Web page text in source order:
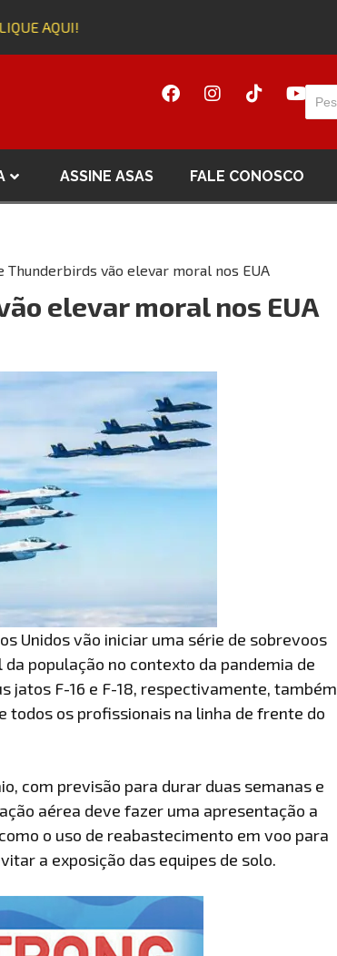
AQUI!
ASSINE ASAS FALE CONOSCO
Thunderbirds vão elevar moral nos EUA
elevar moral nos EUA
Unidos vão iniciar uma série de sobrevoos
população no contexto da pandemia de
jatos F-16 e F-18, respectivamente, também
todos os profissionais na linha de frente do
com previsão para durar duas semanas e
aérea deve fazer uma apresentação a
o uso de reabastecimento em voo para
a exposição das equipes de solo.